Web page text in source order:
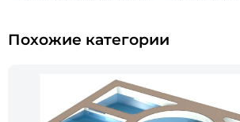
Похожие категории